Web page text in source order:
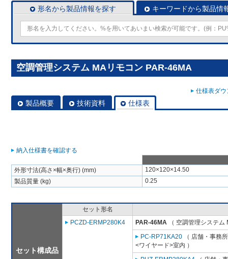
形名から製品情報を探す キーワードから製品情
空調管理システム MAリモコン PAR-46MA
仕様表ダ
製品概要 技術資料 仕様表
納入仕様書を確認する
外形寸法(高さ×幅×奥行) (mm)
120×120×14.50
製品質量 (kg)
0.25
セット構成品
セット形名
PCZD-ERMP280K4
PAR-46MA （ 空調管理システム
PC-RP71KA20 （ 店舗・事務
<ワイヤード>室内 ）